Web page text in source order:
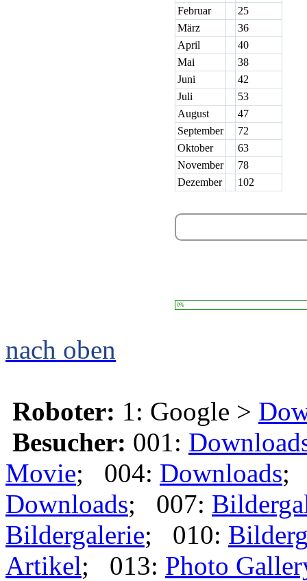
Februar
25
März
36
April
40
Mai
38
Juni
42
Juli
53
August
47
September
72
Oktober
63
November
78
Dezember
102
0%
nach oben
Roboter: 1: Google >
Besucher: 001:
Movie; 004: Downloads;
Downloads; 007:
Bildergalerie; 010:
Artikel; 013: Photo